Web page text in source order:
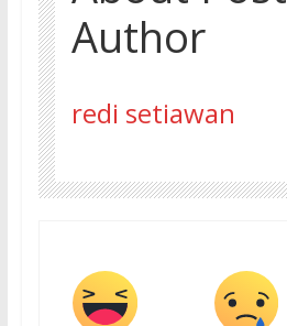
Author
redi setiawan